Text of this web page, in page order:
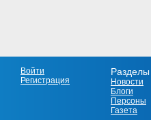
Войти
Регистрация
Разделы
Новости
Блоги
Персоны
Газета